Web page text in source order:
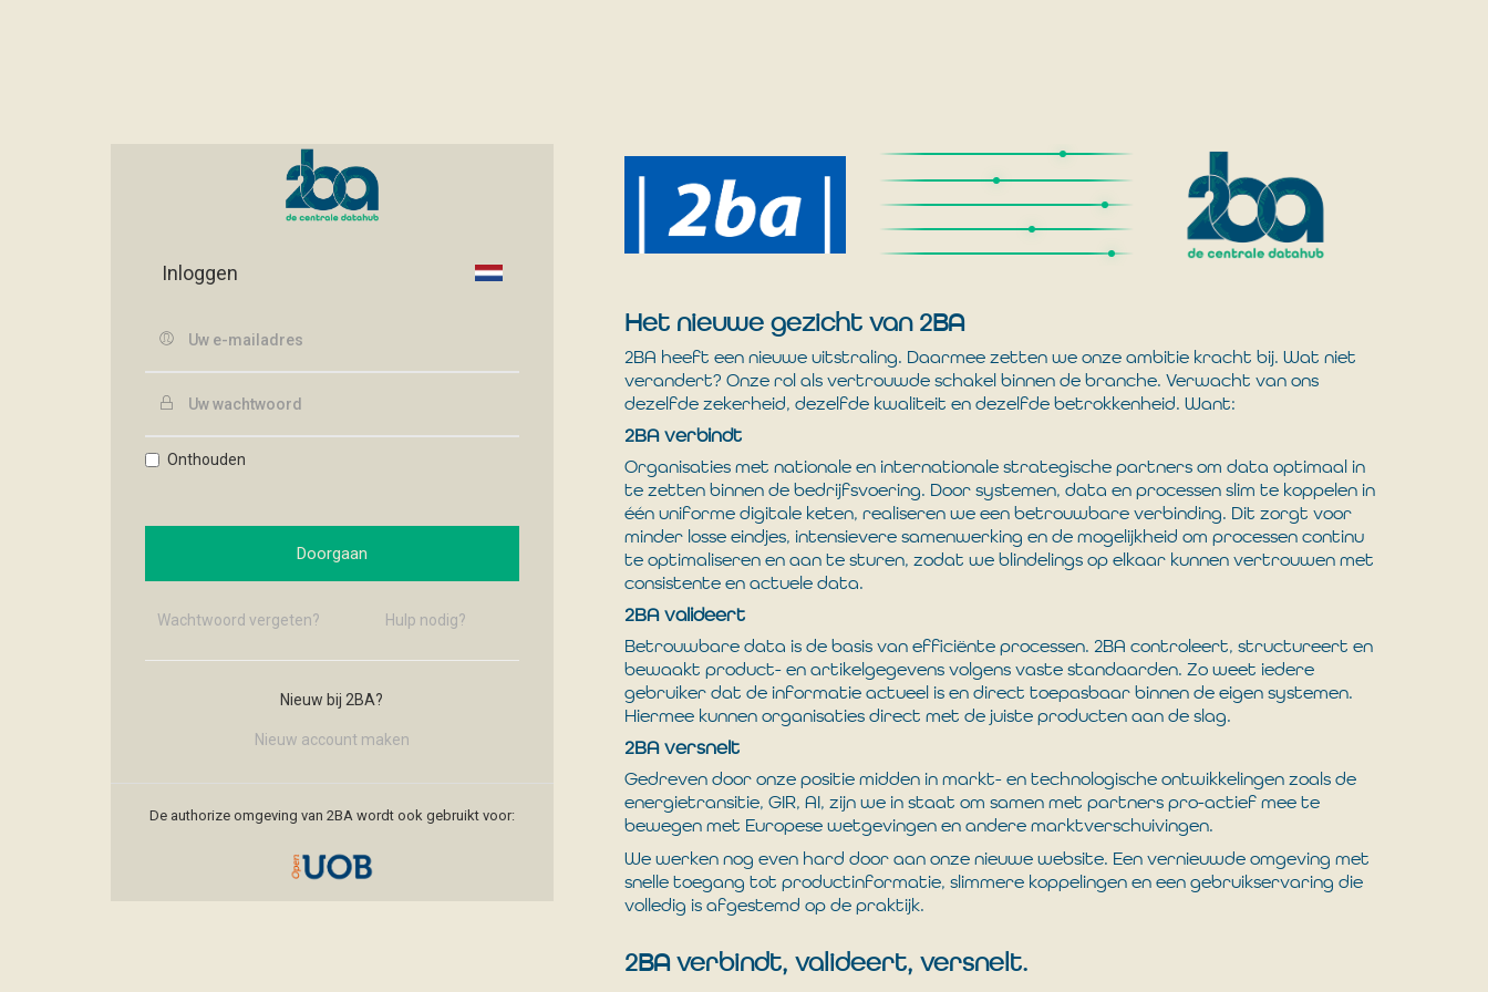
Inloggen
Onthouden
Doorgaan
Wachtwoord vergeten? Hulp nodig?
Nieuw bij 2BA?
Nieuw account maken
De authorize omgeving van 2BA wordt ook gebruikt voor:
Het nieuwe gezicht van 2BA
2BA heeft een nieuwe uitstraling. Daarmee zetten we onze ambitie kracht bij. Wat niet
verandert? Onze rol als vertrouwde schakel binnen de branche. Verwacht van ons
dezelfde zekerheid, dezelfde kwaliteit en dezelfde betrokkenheid. Want:
2BA verbindt
Organisaties met nationale en internationale strategische partners om data optimaal in
te zetten binnen de bedrijfsvoering. Door systemen, data en processen slim te koppelen in
één uniforme digitale keten, realiseren we een betrouwbare verbinding. Dit zorgt voor
minder losse eindjes, intensievere samenwerking en de mogelijkheid om processen continu
te optimaliseren en aan te sturen, zodat we blindelings op elkaar kunnen vertrouwen met
consistente en actuele data.
2BA valideert
Betrouwbare data is de basis van efficiënte processen. 2BA controleert, structureert en
bewaakt product- en artikelgegevens volgens vaste standaarden. Zo weet iedere
gebruiker dat de informatie actueel is en direct toepasbaar binnen de eigen systemen.
Hiermee kunnen organisaties direct met de juiste producten aan de slag.
2BA versnelt
Gedreven door onze positie midden in markt- en technologische ontwikkelingen zoals de
energietransitie, GIR, AI, zijn we in staat om samen met partners pro-actief mee te
bewegen met Europese wetgevingen en andere marktverschuivingen.
We werken nog even hard door aan onze nieuwe website. Een vernieuwde omgeving met
snelle toegang tot productinformatie, slimmere koppelingen en een gebruikservaring die
volledig is afgestemd op de praktijk.
2BA verbindt, valideert, versnelt.